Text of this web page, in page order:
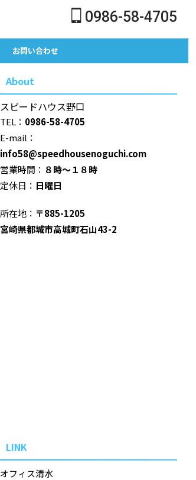
0986-58-4705
お問い合わせ
About
スピードハウス野口
TEL： 0986-58-4705
E-mail：
info58@speedhousenoguchi.com
営業時間： ８時～１８時
定休日： 日曜日
所在地： 〒885-1205
宮崎県都城市高城町石山43-2
LINK
オフィス清水